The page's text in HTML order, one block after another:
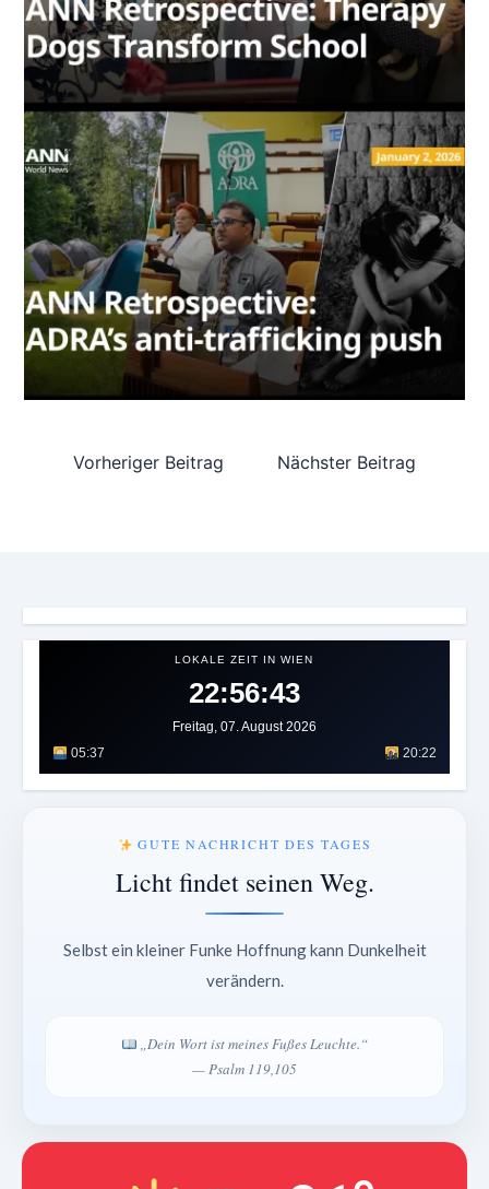
Vorheriger Beitrag Nächster Beitrag
LOKALE ZEIT IN WIEN
22:56:48
Freitag, 07. August 2026
05:37
20:22
GUTE NACHRICHT DES TAGES
Licht findet seinen Weg.
Selbst ein kleiner Funke Hoffnung kann Dunkelheit
verändern.
„Dein Wort ist meines Fußes Leuchte.“
— Psalm 119,105